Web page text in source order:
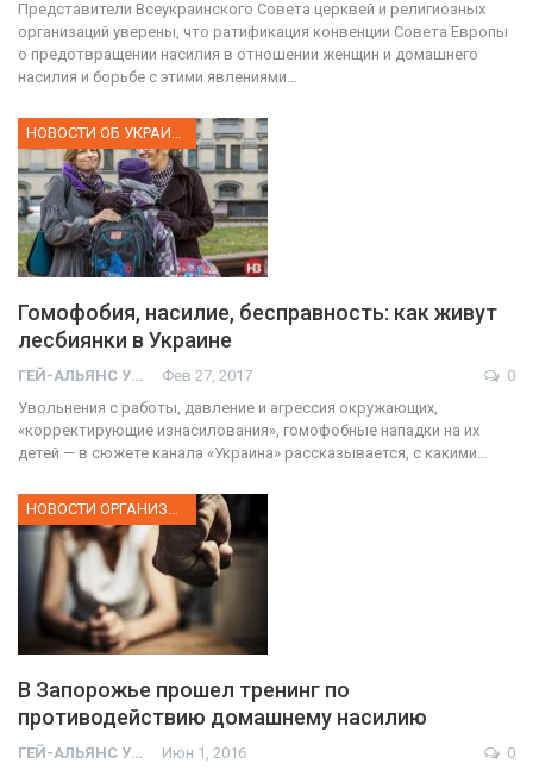
Представители Всеукраинского Совета церквей и религиозных
организаций уверены, что ратификация конвенции Совета Европы
о предотвращении насилия в отношении женщин и домашнего
насилия и борьбе с этими явлениями…
Гомофобия, насилие, бесправность: как живут
лесбиянки в Украине
ГЕЙ-АЛЬЯНС УКРАИНА Фев 27, 2017
0
Увольнения с работы, давление и агрессия окружающих,
«корректирующие изнасилования», гомофобные нападки на их
детей — в сюжете канала «Украина» рассказывается, с какими…
НОВОСТИ ОРГАНИЗАЦИИ
В Запорожье прошел тренинг по
противодействию домашнему насилию
ГЕЙ-АЛЬЯНС УКРАИНА Июн 1, 2016
0